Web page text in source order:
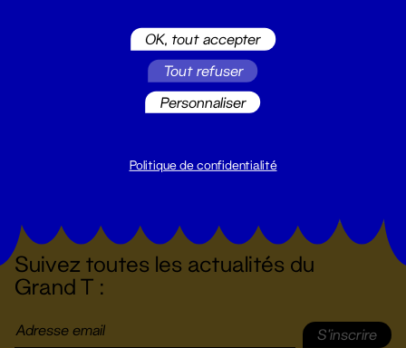
Suivez toutes les actualités du
Grand T :
S'inscrire
OK, tout accepter
Tout refuser
Personnaliser
Politique de confidentialité